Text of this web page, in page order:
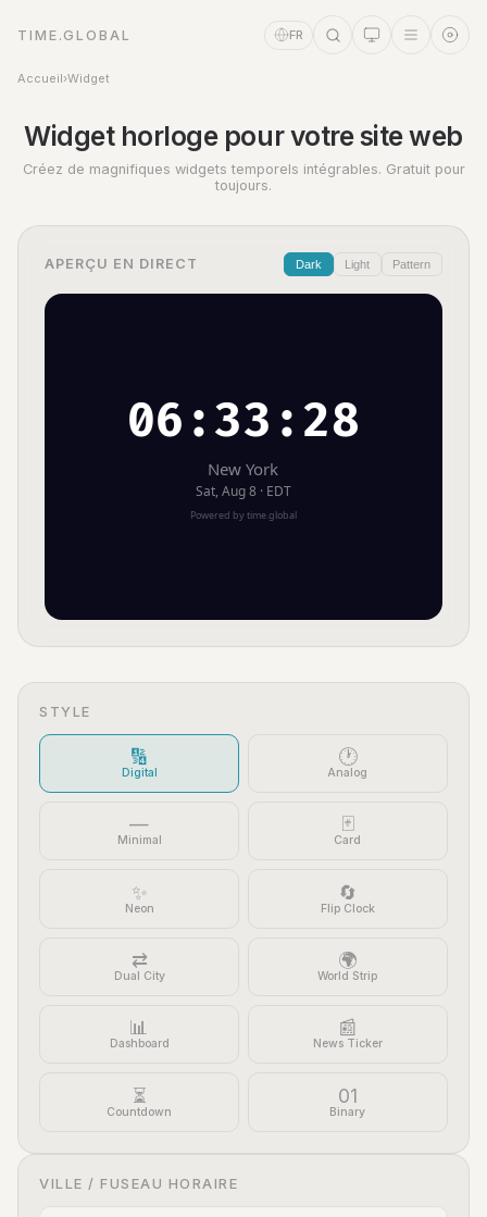
TIME.GLOBAL FR
Accueil›Widget
Widget horloge pour votre site web
Créez de magnifiques widgets temporels intégrables. Gratuit pour
toujours.
APERÇU EN DIRECT Dark Light Pattern
STYLE
🔢
Digital
🕐
Analog
—
Minimal
🃏
Card
✨
Neon
🔄
Flip Clock
⇄
Dual City
🌍
World Strip
📊
Dashboard
📰
News Ticker
⏳
Countdown
01
Binary
VILLE / FUSEAU HORAIRE